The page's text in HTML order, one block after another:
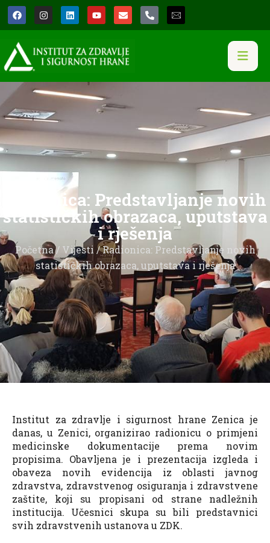
Radionica: Predstavljanje novih
statističkih obrazaca, uputstava
i rješenja
Početna/ Vijesti / Radionica: Predstavljanje novih
statističkih obrazaca, uputstava i rješenja
Institut za zdravlje i sigurnost hrane Zenica je
danas, u Zenici, organizirao radionicu o primjeni
medicinske dokumentacije prema novim
propisima. Obavljena je i prezentacija izgleda i
obaveza novih evidencija iz oblasti javnog
zdravstva, zdravstvenog osiguranja i zdravstvene
zaštite, koji su propisani od strane nadležnih
institucija. Učesnici skupa su bili predstavnici
svih zdravstvenih ustanova u ZDK.